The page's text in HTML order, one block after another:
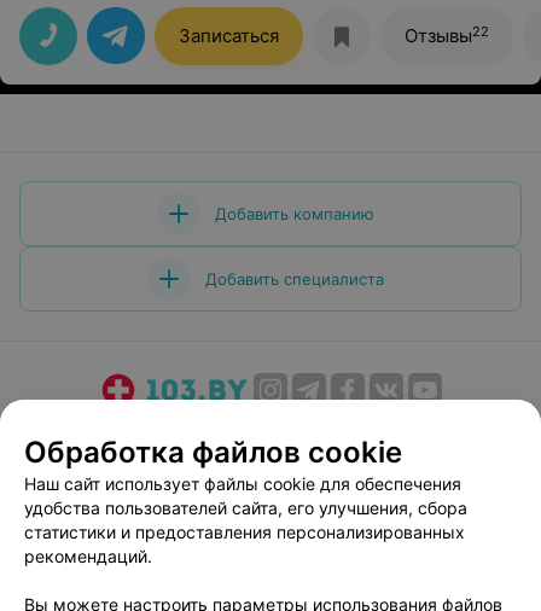
Записаться Отзывы22
Добавить компанию
Добавить специалиста
Медицинский маркетинг
Публичный договор
Пользовательское соглашение
Способы оплаты
Вакансии
Партнеры
Написать руководителю 103.by
Обработка файлов cookie
Наш сайт использует файлы cookie для обеспечения
удобства пользователей сайта, его улучшения, сбора
статистики и предоставления персонализированных
рекомендаций.
Вы можете настроить параметры использования файлов